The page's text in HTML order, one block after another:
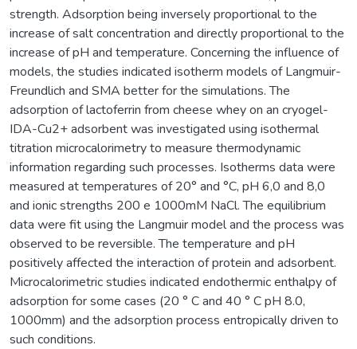
strength. Adsorption being inversely proportional to the
increase of salt concentration and directly proportional to the
increase of pH and temperature. Concerning the influence of
models, the studies indicated isotherm models of Langmuir-
Freundlich and SMA better for the simulations. The
adsorption of lactoferrin from cheese whey on an cryogel-
IDA-Cu2+ adsorbent was investigated using isothermal
titration microcalorimetry to measure thermodynamic
information regarding such processes. Isotherms data were
measured at temperatures of 20° and °C, pH 6,0 and 8,0
and ionic strengths 200 e 1000mM NaCl. The equilibrium
data were fit using the Langmuir model and the process was
observed to be reversible. The temperature and pH
positively affected the interaction of protein and adsorbent.
Microcalorimetric studies indicated endothermic enthalpy of
adsorption for some cases (20 ° C and 40 ° C pH 8.0,
1000mm) and the adsorption process entropically driven to
such conditions.